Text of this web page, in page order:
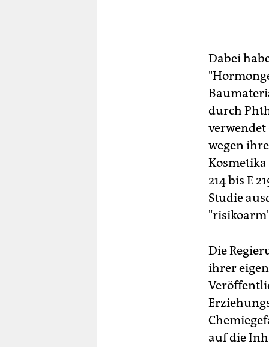
Dabei
durch
verwendet
wegen
214 bis E
Studie
Die
ihrer
auf die